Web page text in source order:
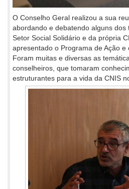
O Conselho Geral realizou a sua
abordando e debatendo alguns dos
Setor Social Solidário e da própria
apresentado o Programa de Ação e
Foram muitas e diversas as
conselheiros, que tomaram
estruturantes para a vida da CNIS